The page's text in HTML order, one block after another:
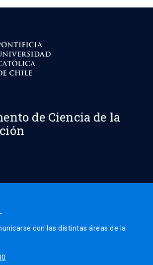
de Ciencia de la
con las distintas áreas de la